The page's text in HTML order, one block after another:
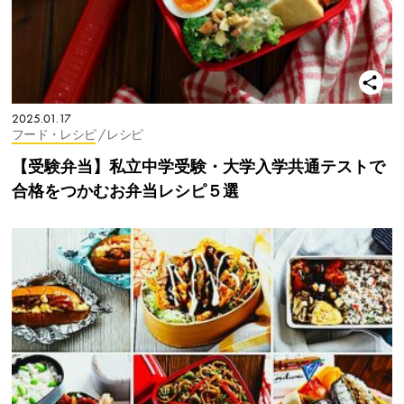
2025.01.17
フード・レシピ / レシピ
【受験弁当】私立中学受験・大学入学共通テストで
合格をつかむお弁当レシピ５選